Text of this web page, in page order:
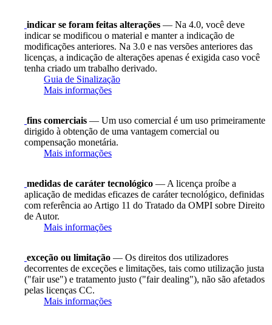
indicar se foram feitas alterações — Na 4.0, você deve
indicar se modificou o material e manter a indicação de
modificações anteriores. Na 3.0 e nas versões anteriores das
licenças, a indicação de alterações apenas é exigida caso você
tenha criado um trabalho derivado.
Guia de Sinalização
Mais informações
fins comerciais — Um uso comercial é um uso primeiramente
dirigido à obtenção de uma vantagem comercial ou
compensação monetária.
Mais informações
medidas de caráter tecnológico — A licença proíbe a
aplicação de medidas eficazes de caráter tecnológico, definidas
com referência ao Artigo 11 do Tratado da OMPI sobre Direito
de Autor.
Mais informações
exceção ou limitação — Os direitos dos utilizadores
decorrentes de exceções e limitações, tais como utilização justa
("fair use") e tratamento justo ("fair dealing"), não são afetados
pelas licenças CC.
Mais informações